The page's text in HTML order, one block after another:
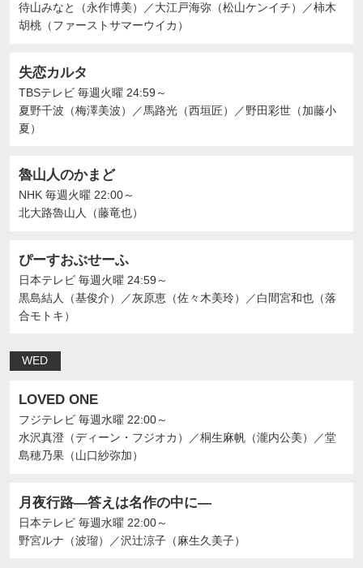
待山みなと（永作博美）
／大江戸海弥（松山ケンイチ） ／柿木
胡桃（ファーストサマーウイカ）
失恋カルタ
TBSテレビ 毎週火曜 24:59～
夏野千波（梅澤美波）
／馬路光（西垣匠） ／野田彩世（加藤小
夏）
魯山人のかまど
NHK 毎週火曜 22:00～
北大路魯山人（藤竜也）
ぴーすおぶせーふ
日本テレビ 毎週火曜 24:59～
黒島結人（基俊介）
／灰原恵（佐々木美玲） ／白間宮和也（落
合モトキ）
WED
LOVED ONE
フジテレビ 毎週水曜 22:00～
水沢真澄（ディーン・フジオカ）
／桐生麻帆（瀧内公美） ／堂
島穂乃果（山口紗弥加）
月夜行路―答えは名作の中に―
日本テレビ 毎週水曜 22:00～
野宮ルナ（波瑠）
／沢辻涼子（麻生久美子）